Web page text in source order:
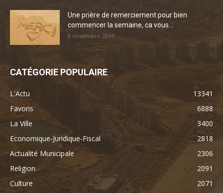
Une prière de remerciement pour bien
commencer la semaine, ca vous...
8 novembre 2014
CATÉGORIE POPULAIRE
L'Actu
13341
Favoris
6888
La Ville
3400
Economique-Juridique-Fiscal
2818
Actualité Municipale
2306
Religion
2091
Culture
2071